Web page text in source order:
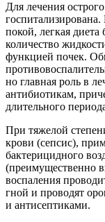
Для лечения
покой, легкая диета
количество
функцией почек.
но главная роль в
антибиотикам,
длительного
При тяжелой
крови (сепсис),
бактерицидного
(преимущественно
воспаления
гной и проводят
и антисептиками.